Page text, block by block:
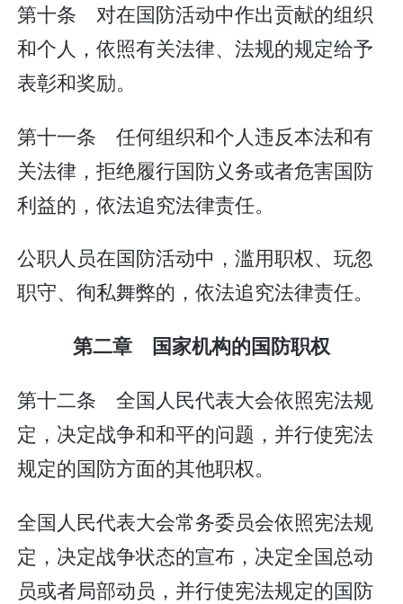
第十条 对在国防活动中作出贡献的组织
和个人，依照有关法律、法规的规定给予
表彰和奖励。
第十一条 任何组织和个人违反本法和有
关法律，拒绝履行国防义务或者危害国防
利益的，依法追究法律责任。
公职人员在国防活动中，滥用职权、玩忽
职守、徇私舞弊的，依法追究法律责任。
第二章 国家机构的国防职权
第十二条 全国人民代表大会依照宪法规
定，决定战争和和平的问题，并行使宪法
规定的国防方面的其他职权。
全国人民代表大会常务委员会依照宪法规
定，决定战争状态的宣布，决定全国总动
员或者局部动员，并行使宪法规定的国防